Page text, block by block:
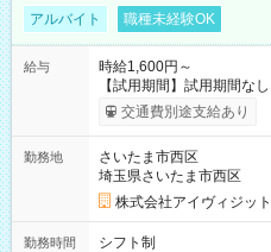
アルバイト 職種未経験OK
給与
時給1,600円～
【試用期間】試用期間なし
交通費別途支給あり
勤務地
さいたま市西区
埼玉県さいたま市西区
株式会社アイヴィジット
勤務時間
シフト制